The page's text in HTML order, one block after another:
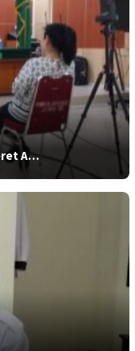
A…
Impi…